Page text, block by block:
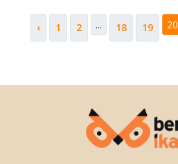
‹ 1 2 ... 18 19 20